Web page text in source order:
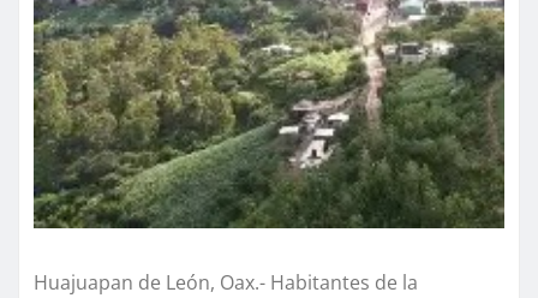
Huajuapan de León, Oax.- Habitantes de la